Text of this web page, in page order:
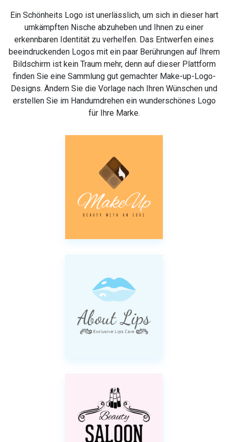
Ein Schönheits Logo ist unerlässlich, um sich in dieser hart
umkämpften Nische abzuheben und Ihnen zu einer
erkennbaren Identität zu verhelfen. Das Entwerfen eines
beeindruckenden Logos mit ein paar Berührungen auf Ihrem
Bildschirm ist kein Traum mehr, denn auf dieser Plattform
finden Sie eine Sammlung gut gemachter Make-up-Logo-
Designs. Ändern Sie die Vorlage nach Ihren Wünschen und
erstellen Sie im Handumdrehen ein wunderschönes Logo
für Ihre Marke.